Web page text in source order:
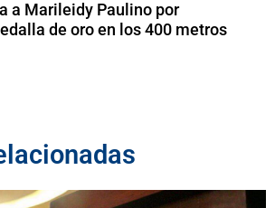
a Marileidy Paulino por
de oro en los 400 metros